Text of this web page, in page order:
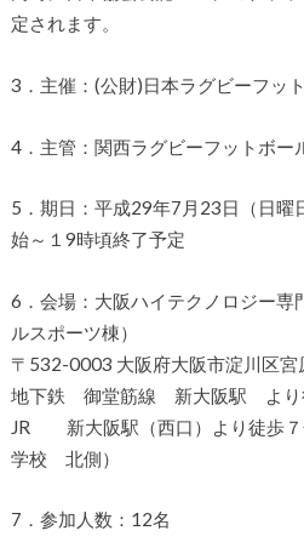
定されます。
3．主催：(公財)日本ラグビーフッ
4．主管：関西ラグビーフットボー
5．期日：平成29年7月23日（日
始～１9時頃終了予定
6．会場：大阪ハイテクノロジー
ルスポーツ棟）
〒532-0003 大阪府大阪市淀川区宮
地下鉄 御堂筋線 新大阪駅 より
JR 新大阪駅（西口）より徒歩
学校 北側）
7．参加人数：12名